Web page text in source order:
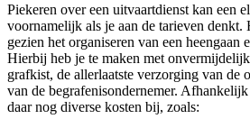
Piekeren over een uitvaartdienst kan een
voornamelijk als je aan de tarieven denkt.
gezien het organiseren van een heengaan
Hierbij heb je te maken met
grafkist, de allerlaatste verzorging van de
van de begrafenisondernemer.
daar nog diverse kosten bij, zoals: